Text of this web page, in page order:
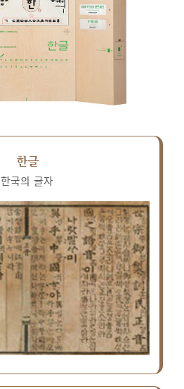
한글
한국의 글자